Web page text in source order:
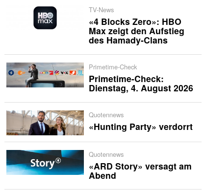
TV-News
«4 Blocks Zero»: HBO
Max zeigt den Aufstieg
des Hamady-Clans
Primetime-Check
Primetime-Check:
Dienstag, 4. August 2026
Quotennews
«Hunting Party» verdorrt
Quotennews
«ARD Story» versagt am
Abend